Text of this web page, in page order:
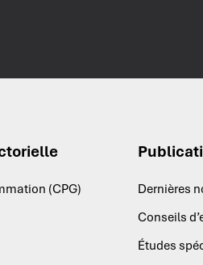
(CPG)
Dernières
Conseils
Études